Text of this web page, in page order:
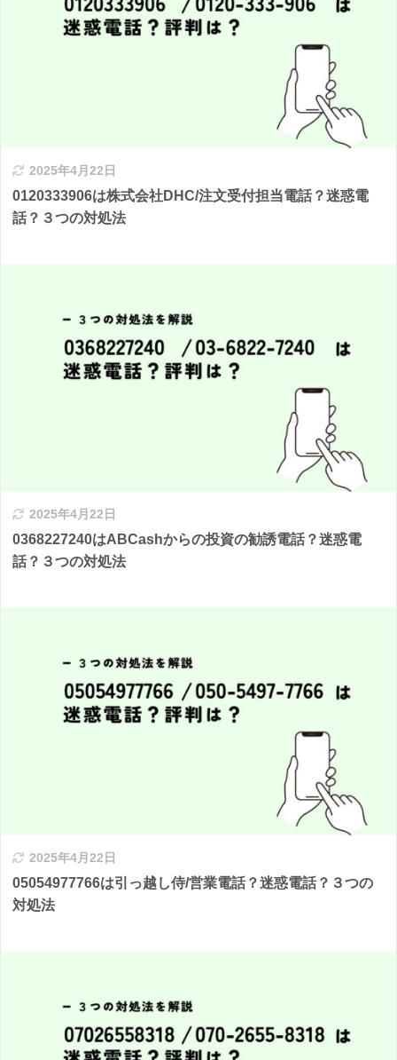
2025年4月22日
0120333906は株式会社DHC/注文受付担当電話？迷惑電
話？３つの対処法
2025年4月22日
0368227240はABCashからの投資の勧誘電話？迷惑電
話？３つの対処法
2025年4月22日
05054977766は引っ越し侍/営業電話？迷惑電話？３つの
対処法